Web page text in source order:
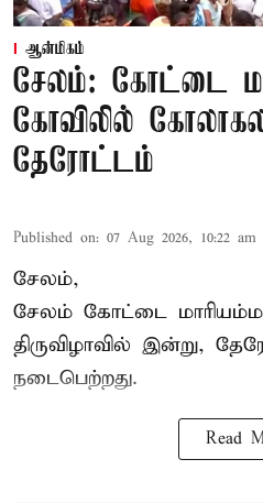
ஆன்மிகம்
சேலம்: கோட்டை
கோவிலில்
தேரோட்டம்
Published on: 07 Aug 2026, 10:22 am
சேலம்,
சேலம் கோட்டை
திருவிழாவில் இன்று,
நடைபெற்றது.
Read